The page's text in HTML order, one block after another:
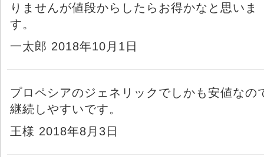
りませんが値段からしたらお得かなと思いま
す。
一太郎 2018年10月1日
プロペシアのジェネリックでしかも安値なの
継続しやすいです。
王様 2018年8月3日